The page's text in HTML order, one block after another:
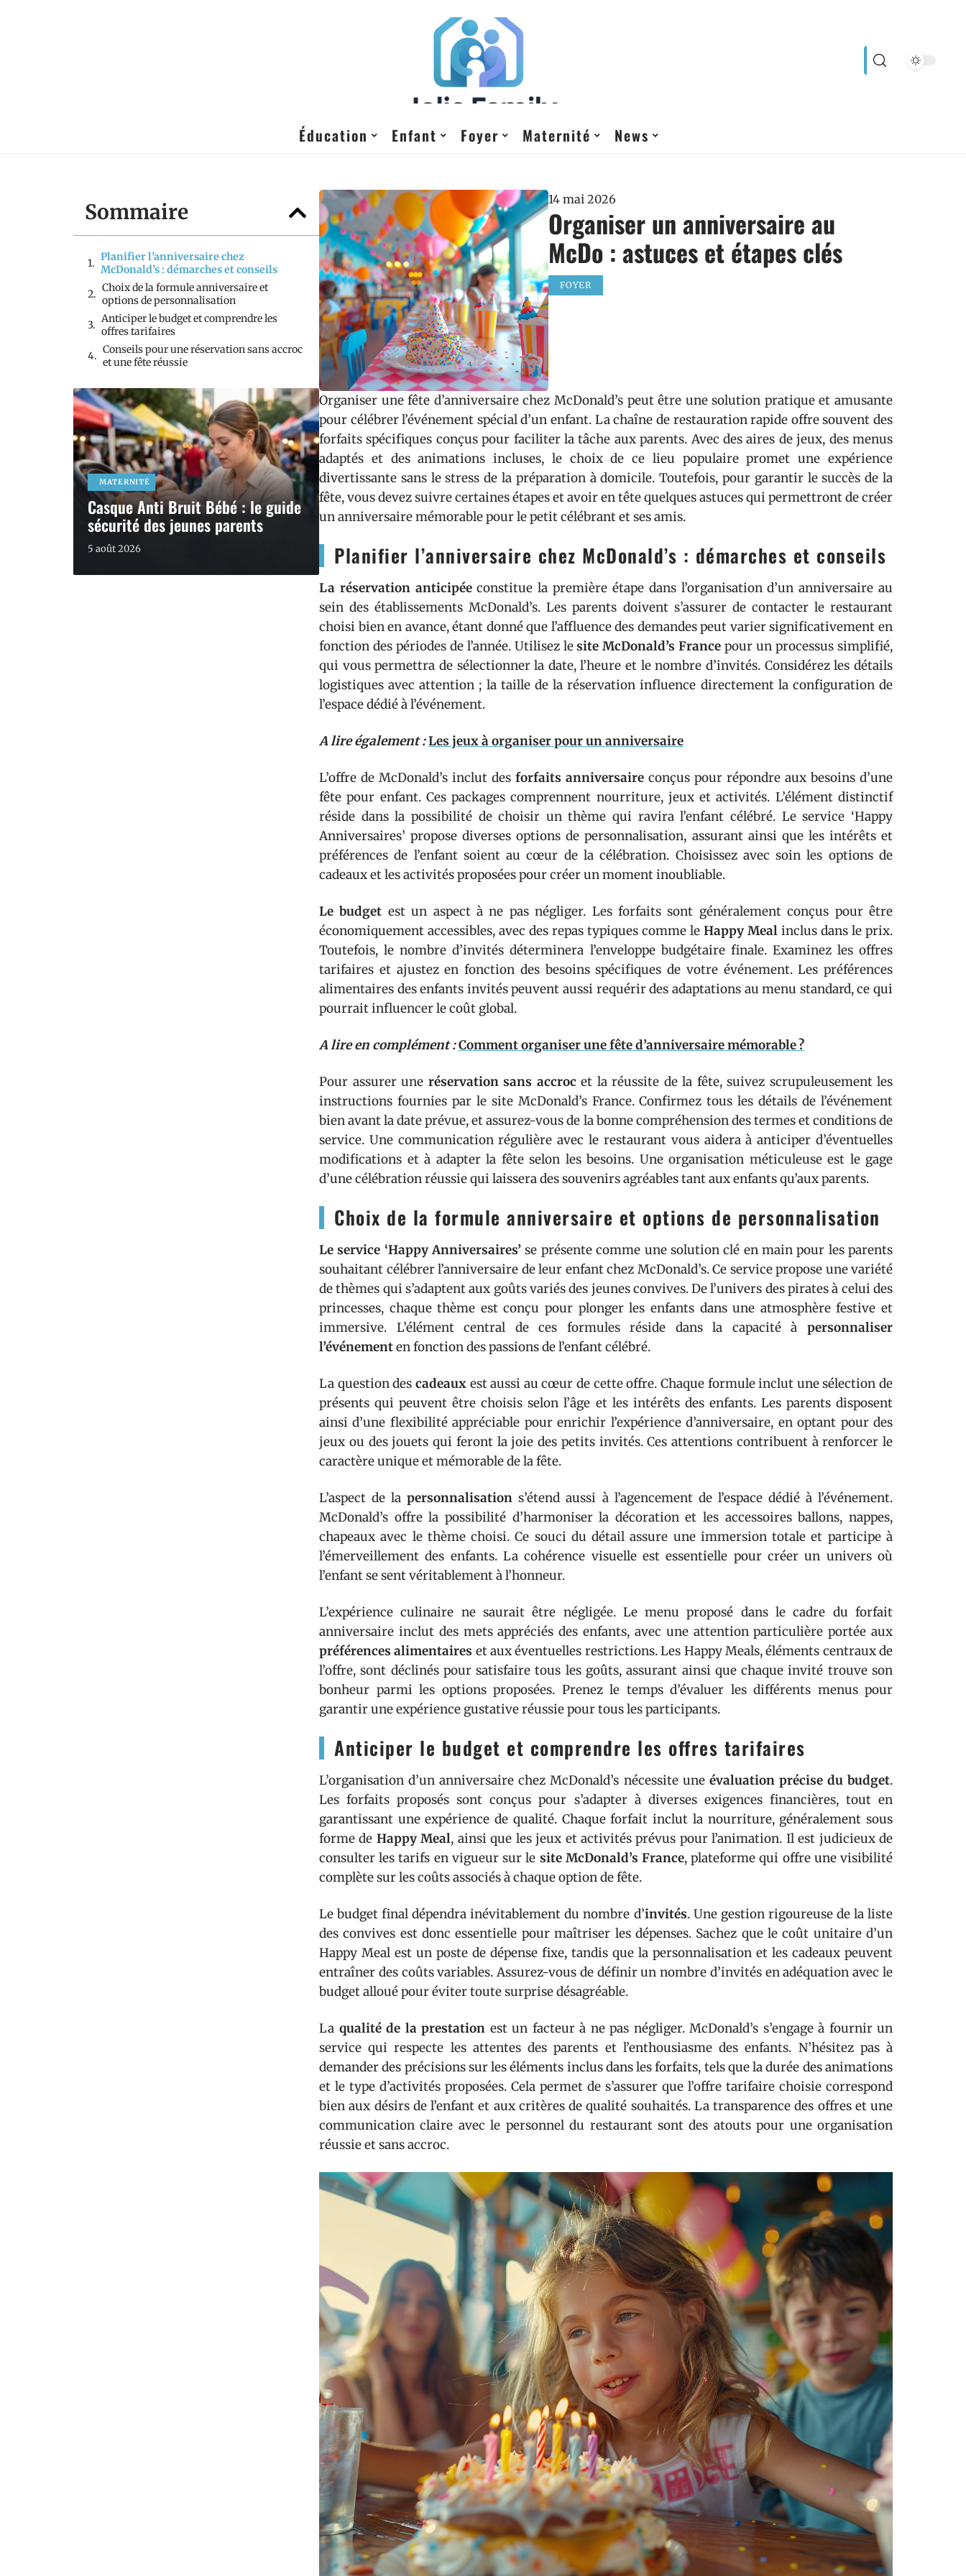
Éducation Enfant Foyer Maternité News
Sommaire
Planifier l’anniversaire chez
McDonald’s : démarches et conseils
Choix de la formule anniversaire et
options de personnalisation
Anticiper le budget et comprendre les
offres tarifaires
Conseils pour une réservation sans accroc
et une fête réussie
MATERNITÉ
Casque Anti Bruit Bébé : le guide
sécurité des jeunes parents
5 août 2026
14 mai 2026
Organiser un anniversaire au
McDo : astuces et étapes clés
FOYER
Organiser une fête d’anniversaire chez McDonald’s peut être une solution pratique et amusante
pour célébrer l’événement spécial d’un enfant. La chaîne de restauration rapide offre souvent des
forfaits spécifiques conçus pour faciliter la tâche aux parents. Avec des aires de jeux, des menus
adaptés et des animations incluses, le choix de ce lieu populaire promet une expérience
divertissante sans le stress de la préparation à domicile. Toutefois, pour garantir le succès de la
fête, vous devez suivre certaines étapes et avoir en tête quelques astuces qui permettront de créer
un anniversaire mémorable pour le petit célébrant et ses amis.
Planifier l’anniversaire chez McDonald’s : démarches et conseils
La réservation anticipéeconstitue la première étape dans l’organisation d’un anniversaire au
sein des établissements McDonald’s. Les parents doivent s’assurer de contacter le restaurant
choisi bien en avance, étant donné que l’affluence des demandes peut varier significativement en
fonction des périodes de l’année. Utilisez lesite McDonald’s France pour un processus simplifié,
qui vous permettra de sélectionner la date, l’heure et le nombre d’invités. Considérez les détails
logistiques avec attention ; la taille de la réservation influence directement la configuration de
l’espace dédié à l’événement.
A lire également :Les jeux à organiser pour un anniversaire
L’offre de McDonald’s inclut des forfaits anniversaire conçus pour répondre aux besoins d’une
fête pour enfant. Ces packages comprennent nourriture, jeux et activités. L’élément distinctif
réside dans la possibilité de choisir un thème qui ravira l’enfant célébré. Le service ‘Happy
Anniversaires’ propose diverses options de personnalisation, assurant ainsi que les intérêts et
préférences de l’enfant soient au cœur de la célébration. Choisissez avec soin les options de
cadeaux et les activités proposées pour créer un moment inoubliable.
Le budget est un aspect à ne pas négliger. Les forfaits sont généralement conçus pour être
économiquement accessibles, avec des repas typiques comme le Happy Meal inclus dans le prix.
Toutefois, le nombre d’invités déterminera l’enveloppe budgétaire finale. Examinez les offres
tarifaires et ajustez en fonction des besoins spécifiques de votre événement. Les préférences
alimentaires des enfants invités peuvent aussi requérir des adaptations au menu standard, ce qui
pourrait influencer le coût global.
A lire en complément :Comment organiser une fête d’anniversaire mémorable ?
Pour assurer une réservation sans accroc et la réussite de la fête, suivez scrupuleusement les
instructions fournies par le site McDonald’s France. Confirmez tous les détails de l’événement
bien avant la date prévue, et assurez-vous de la bonne compréhension des termes et conditions de
service. Une communication régulière avec le restaurant vous aidera à anticiper d’éventuelles
modifications et à adapter la fête selon les besoins. Une organisation méticuleuse est le gage
d’une célébration réussie qui laissera des souvenirs agréables tant aux enfants qu’aux parents.
Choix de la formule anniversaire et options de personnalisation
Le service ‘Happy Anniversaires’ se présente comme une solution clé en main pour les parents
souhaitant célébrer l’anniversaire de leur enfant chez McDonald’s. Ce service propose une variété
de thèmes qui s’adaptent aux goûts variés des jeunes convives. De l’univers des pirates à celui des
princesses, chaque thème est conçu pour plonger les enfants dans une atmosphère festive et
immersive. L’élément central de ces formules réside dans la capacité à personnaliser
l’événementen fonction des passions de l’enfant célébré.
La question des cadeauxest aussi au cœur de cette offre. Chaque formule inclut une sélection de
présents qui peuvent être choisis selon l’âge et les intérêts des enfants. Les parents disposent
ainsi d’une flexibilité appréciable pour enrichir l’expérience d’anniversaire, en optant pour des
jeux ou des jouets qui feront la joie des petits invités. Ces attentions contribuent à renforcer le
caractère unique et mémorable de la fête.
L’aspect de lapersonnalisation s’étend aussi à l’agencement de l’espace dédié à l’événement.
McDonald’s offre la possibilité d’harmoniser la décoration et les accessoires ballons, nappes,
chapeaux avec le thème choisi. Ce souci du détail assure une immersion totale et participe à
l’émerveillement des enfants. La cohérence visuelle est essentielle pour créer un univers où
l’enfant se sent véritablement à l’honneur.
L’expérience culinaire ne saurait être négligée. Le menu proposé dans le cadre du forfait
anniversaire inclut des mets appréciés des enfants, avec une attention particulière portée aux
préférences alimentaires et aux éventuelles restrictions. Les Happy Meals, éléments centraux de
l’offre, sont déclinés pour satisfaire tous les goûts, assurant ainsi que chaque invité trouve son
bonheur parmi les options proposées. Prenez le temps d’évaluer les différents menus pour
garantir une expérience gustative réussie pour tous les participants.
Anticiper le budget et comprendre les offres tarifaires
L’organisation d’un anniversaire chez McDonald’s nécessite une évaluation précise du budget.
Les forfaits proposés sont conçus pour s’adapter à diverses exigences financières, tout en
garantissant une expérience de qualité. Chaque forfait inclut la nourriture, généralement sous
forme de Happy Meal, ainsi que les jeux et activités prévus pour l’animation. Il est judicieux de
consulter les tarifs en vigueur sur le site McDonald’s France, plateforme qui offre une visibilité
complète sur les coûts associés à chaque option de fête.
Le budget final dépendra inévitablement du nombre d’invités. Une gestion rigoureuse de la liste
des convives est donc essentielle pour maîtriser les dépenses. Sachez que le coût unitaire d’un
Happy Meal est un poste de dépense fixe, tandis que la personnalisation et les cadeaux peuvent
entraîner des coûts variables. Assurez-vous de définir un nombre d’invités en adéquation avec le
budget alloué pour éviter toute surprise désagréable.
La qualité de la prestation est un facteur à ne pas négliger. McDonald’s s’engage à fournir un
service qui respecte les attentes des parents et l’enthousiasme des enfants. N’hésitez pas à
demander des précisions sur les éléments inclus dans les forfaits, tels que la durée des animations
et le type d’activités proposées. Cela permet de s’assurer que l’offre tarifaire choisie correspond
bien aux désirs de l’enfant et aux critères de qualité souhaités. La transparence des offres et une
communication claire avec le personnel du restaurant sont des atouts pour une organisation
réussie et sans accroc.